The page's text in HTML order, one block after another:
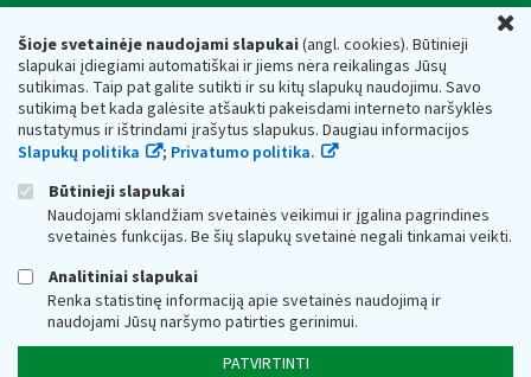
Šioje svetainėje naudojami slapukai(angl. cookies). Būtinieji
slapukai įdiegiami automatiškai ir jiems nėra reikalingas Jūsų
sutikimas. Taip pat galite sutikti ir su kitų slapukų naudojimu. Savo
sutikimą bet kada galėsite atšaukti pakeisdami interneto naršyklės
nustatymus ir ištrindami įrašytus slapukus. Daugiau informacijos
Slapukų politika
; Privatumo politika.
Būtinieji slapukai
Naudojami sklandžiam svetainės veikimui ir įgalina pagrindines
svetainės funkcijas. Be šių slapukų svetainė negali tinkamai veikti.
Analitiniai slapukai
Renka statistinę informaciją apie svetainės naudojimą ir
naudojami Jūsų naršymo patirties gerinimui.
PATVIRTINTI
Valstybinė mokesčių inspekcija prie Lietuvos
Respublikos finansų ministerijos
Biudžetinė įstaiga. Juridinio asmens kodas — 188659752,
adresas: Vasario 16-osios g. 14, 01107 Vilnius, Lietuva, el.paštas:
vmi@vmi.lt , E. pristatymo dėžutės adresas 188659752
Duomenys apie Valstybinę mokesčių inspekciją prie Lietuvos
Respublikos finansų ministerijos kaupiami ir saugomi Juridinių